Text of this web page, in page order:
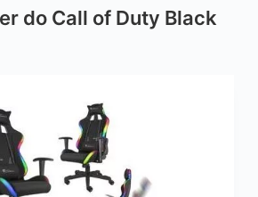
do Call of Duty Black